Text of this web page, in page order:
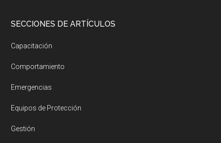
SECCIONES DE ARTÍCULOS
Capacitación
Comportamiento
Emergencias
Equipos de Protección
Gestión